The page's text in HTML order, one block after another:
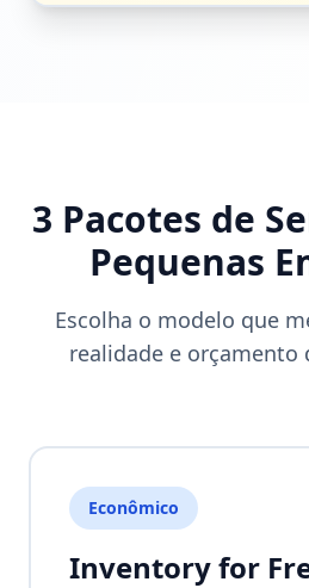
3 Pacotes de
Pequenas
Escolha o modelo que
realidade e orçamento
Econômico
Inventory for